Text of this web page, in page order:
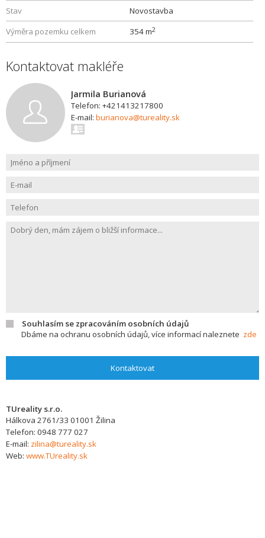
Stav
Novostavba
Výměra pozemku celkem
354 m2
Kontaktovat makléře
Jarmila Burianová
Telefon: +421413217800
E-mail: burianova@tureality.sk
Souhlasím se zpracováním osobních údajů
Dbáme na ochranu osobních údajů, více informací naleznete zde
Kontaktovat
TUreality s.r.o.
Hálkova 2761/33 01001 Žilina
Telefon: 0948 777 027
E-mail: zilina@tureality.sk
Web: www.TUreality.sk